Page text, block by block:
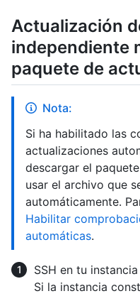
Actualización
independiente
paquete de
Nota:
Si ha habilitado las
actualizaciones
descargar el
usar el archivo que
automáticamente.
Habilitar
automáticas.
SSH en tu
Si la instancia